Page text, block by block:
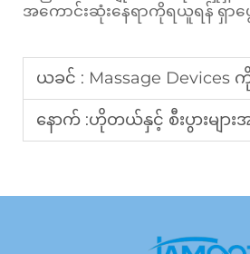
အကောင်းဆုံးနေရာကိုရယူရန် ရှာဖွ
ယခင် : Massage Devices ကို တရုတ်မှ source လုပ်တဲ့အခါ ဂျ
နောက် :ဟိုတယ်နှင့် စီးပွားများအတွက် မှန်ကန်သော massage chair ရွေးချယ်ခြ